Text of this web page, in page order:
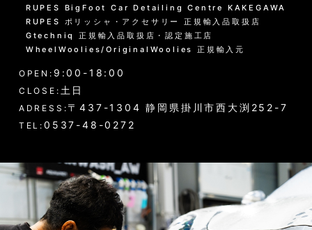
PHリフレッシュシャンプー洗車
黒い筋状の水垢・古い保護層
ホイール・タイヤの洗浄
エンジンルーム・タイヤハウスなど
ドア・トランクの内側（インナー）の洗浄
ゴムパーツの洗浄
各パーツの脱脂
RUPES BigFoot Car Detailing Centre KAKEGAWA
RUPES ポリッシャ・アクセサリー 正規輸入品取扱店
Gtechniq 正規輸入品取扱店・認定施工店
WheelWoolies/OriginalWoolies 正規輸入元
OPEN: 9:00-18:00
CLOSE: 土日
ADRESS: 〒437-1304 静岡県掛川市西大渕252-7
TEL: 0537-48-0272